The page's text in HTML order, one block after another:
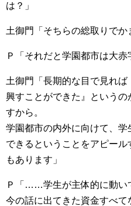
は？」
土御門「そちらの総取りでか
Ｐ「それだと学園都市は大赤
土御門「長期的な目で見れ
興すことができた』というの
すから。
学園都市の内外に向けて、
できるということをアピー
もあります」
Ｐ「……学生が主体的に動い
今の話に出てきた資金すべ